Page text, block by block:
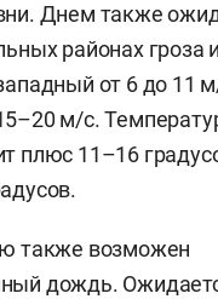
Днем также
районах гроза
от 6 до 11
м/с.
плюс 11–16
также возможен
дождь.